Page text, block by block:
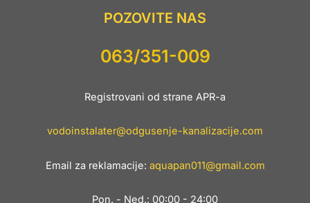
POZOVITE NAS
063/351-009
Registrovani od strane APR-a
vodoinstalater@odgusenje-kanalizacije.com
Email za reklamacije: aquapan011@gmail.com
Pon. - Ned.: 00:00 - 24:00